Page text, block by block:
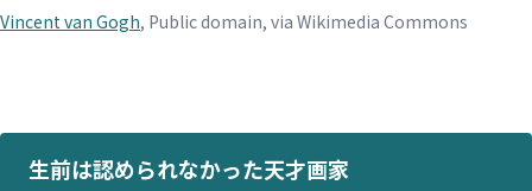
Vincent van Gogh, Public domain, via Wikimedia Commons
生前は認められなかった天才画家